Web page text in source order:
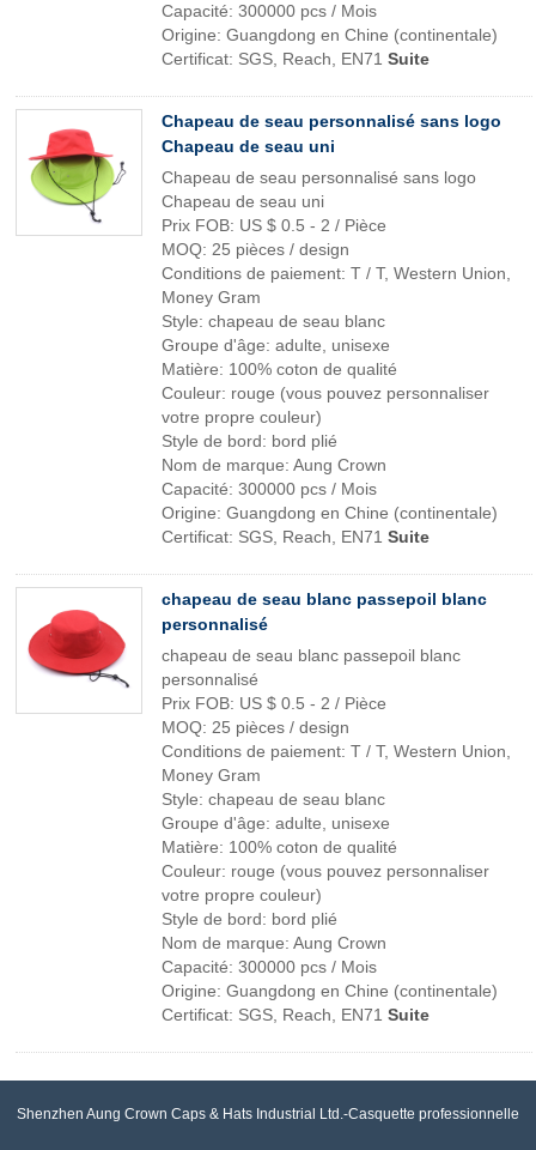
Capacité: 300000 pcs / Mois
Origine: Guangdong en Chine (continentale)
Certificat: SGS, Reach, EN71 Suite
Chapeau de seau personnalisé sans logo
Chapeau de seau uni
Chapeau de seau personnalisé sans logo
Chapeau de seau uni
Prix ​​FOB: US $ 0.5 - 2 / Pièce
MOQ: 25 pièces / design
Conditions de paiement: T / T, Western Union,
Money Gram
Style: chapeau de seau blanc
Groupe d'âge: adulte, unisexe
Matière: 100% coton de qualité
Couleur: rouge (vous pouvez personnaliser
votre propre couleur)
Style de bord: bord plié
Nom de marque: Aung Crown
Capacité: 300000 pcs / Mois
Origine: Guangdong en Chine (continentale)
Certificat: SGS, Reach, EN71 Suite
chapeau de seau blanc passepoil blanc
personnalisé
chapeau de seau blanc passepoil blanc
personnalisé
Prix ​​FOB: US $ 0.5 - 2 / Pièce
MOQ: 25 pièces / design
Conditions de paiement: T / T, Western Union,
Money Gram
Style: chapeau de seau blanc
Groupe d'âge: adulte, unisexe
Matière: 100% coton de qualité
Couleur: rouge (vous pouvez personnaliser
votre propre couleur)
Style de bord: bord plié
Nom de marque: Aung Crown
Capacité: 300000 pcs / Mois
Origine: Guangdong en Chine (continentale)
Certificat: SGS, Reach, EN71 Suite
Shenzhen Aung Crown Caps & Hats Industrial Ltd.-Casquette professionnelle